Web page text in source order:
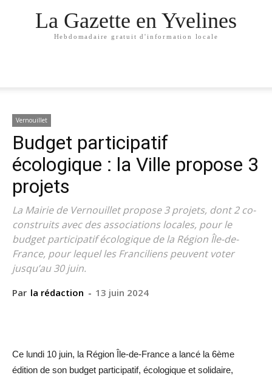
La Gazette en Yvelines
Hebdomadaire gratuit d'information locale
Vernouillet
Budget participatif
écologique : la Ville propose 3
projets
La Mairie de Vernouillet propose 3 projets, dont 2 co-
construits avec des associations locales, pour le
budget participatif écologique de la Région Île-de-
France, pour lequel les Franciliens peuvent voter
jusqu’au 30 juin.
Par la rédaction - 13 juin 2024
Ce lundi 10 juin, la Région Île-de-France a lancé la 6ème
édition de son budget participatif, écologique et solidaire,